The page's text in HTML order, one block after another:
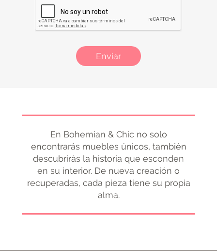
Enviar
En Bohemian & Chic no solo
encontrarás muebles únicos, también
descubrirás la historia que esconden
en su interior. De nueva creación o
recuperadas, cada pieza tiene su propia
alma.